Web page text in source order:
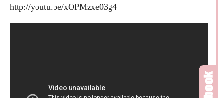
http://youtu.be/xOPMzxe03g4